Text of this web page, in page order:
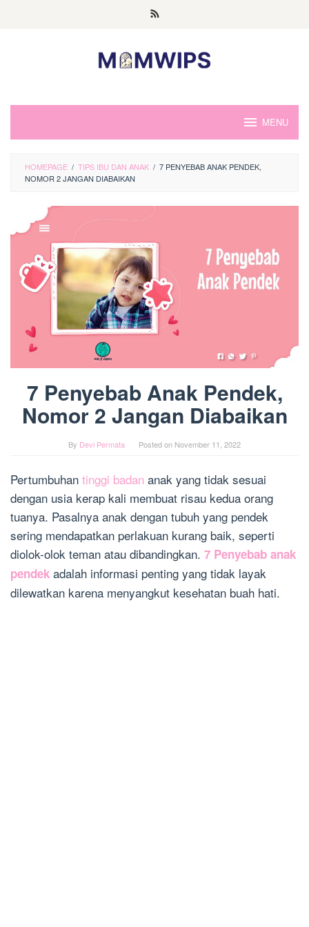
MENU
HOMEPAGE / TIPS IBU DAN ANAK / 7 PENYEBAB ANAK PENDEK,
NOMOR 2 JANGAN DIABAIKAN
7 Penyebab Anak Pendek,
Nomor 2 Jangan Diabaikan
By Devi Permata Posted on November 11, 2022
Pertumbuhan tinggi badan anak yang tidak sesuai
dengan usia kerap kali membuat risau kedua orang
tuanya. Pasalnya anak dengan tubuh yang pendek
sering mendapatkan perlakuan kurang baik, seperti
diolok-olok teman atau dibandingkan. 7 Penyebab anak
pendek adalah informasi penting yang tidak layak
dilewatkan karena menyangkut kesehatan buah hati.